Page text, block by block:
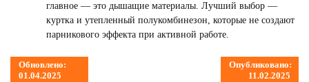
главное — это дышащие материалы. Лучший выбор —
куртка и утепленный полукомбинезон, которые не создают
парникового эффекта при активной работе.
Обновлено:
01.04.2025
Опубликовано:
11.02.2025